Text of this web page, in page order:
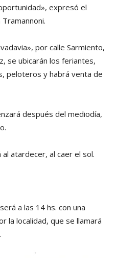
expresó el
por calle Sarmiento,
se ubicarán los feriantes,
peloteros y habrá venta de
después del mediodía,
atardecer, al caer el sol.
a las 14 hs. con una
la localidad, que se llamará